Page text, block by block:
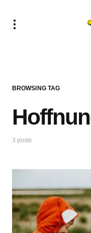
BROWSING TAG
3 posts